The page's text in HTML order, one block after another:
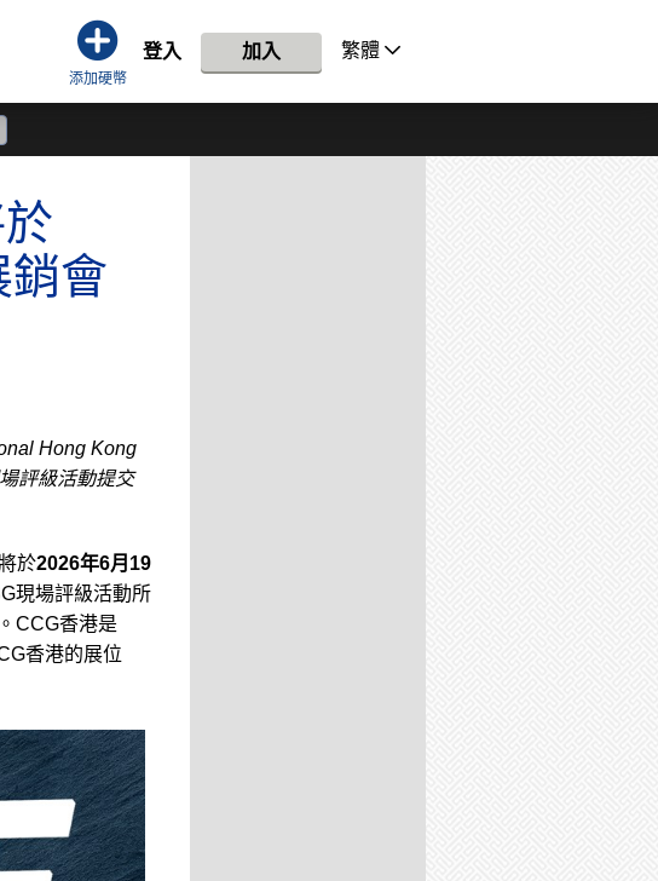
添加硬幣
登入 加入 繁體
會
Hong Kong
評級活動提交
於2026年6月19
現場評級活動所
CCG香港是
香港的展位